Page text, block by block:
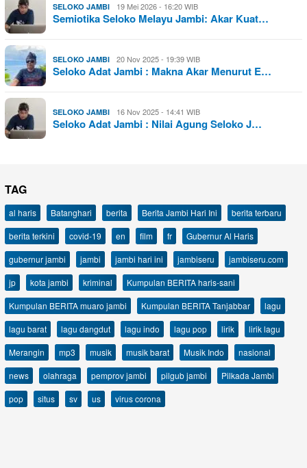
SELOKO JAMBI 19 Mei 2026 - 16:20 WIB
Semiotika Seloko Melayu Jambi: Akar Kuat…
SELOKO JAMBI 20 Nov 2025 - 19:39 WIB
Seloko Adat Jambi : Makna Akar Menurut E…
SELOKO JAMBI 16 Nov 2025 - 14:41 WIB
Seloko Adat Jambi : Nilai Agung Seloko J…
TAG
al haris Batanghari berita Berita Jambi Hari Ini
berita terbaru
berita terkini
covid-19 en film fr
Gubernur Al Haris
gubernur jambi
jambi jambi hari ini jambiseru
jambiseru.com
jp
kota jambi kriminal
Kumpulan BERITA haris-sani
Kumpulan BERITA muaro jambi
Kumpulan BERITA Tanjabbar
lagu
lagu barat
lagu dangdut lagu indo lagu pop lirik
lirik lagu
Merangin
mp3 musik musik barat Musik Indo
nasional
news
olahraga pemprov jambi pilgub jambi
Pilkada Jambi
pop
situs sv us virus corona